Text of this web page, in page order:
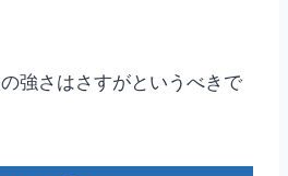
強さはさすがというべきで